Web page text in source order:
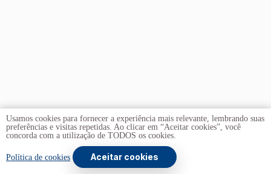
Copyright © 2026 - Universidade de Brasília
. Todos os
Usamos cookies para fornecer a experiência mais relevante, lembrando suas
preferências e visitas repetidas. Ao clicar em “Aceitar cookies”, você
concorda com a utilização de TODOS os cookies.
Política de cookies Aceitar cookies